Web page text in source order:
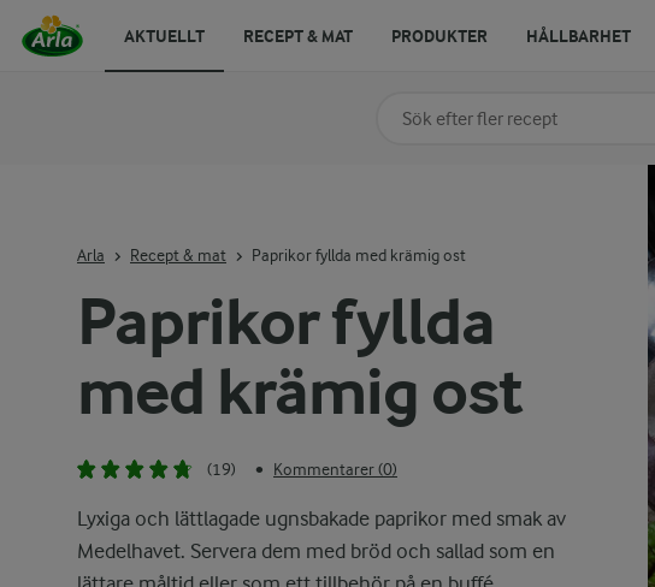
Paprikor fyllda
med krämig ost
(19) • Kommentarer (0)
Lyxiga och lättlagade ugnsbakade paprikor med smak av
Medelhavet. Servera dem med bröd och sallad som en
Arla Recept & mat Paprikor fyllda med krämig ost
Sök på kategori eller ingrediens
AKTUELLT RECEPT & MAT PRODUKTER HÅLLBARHET